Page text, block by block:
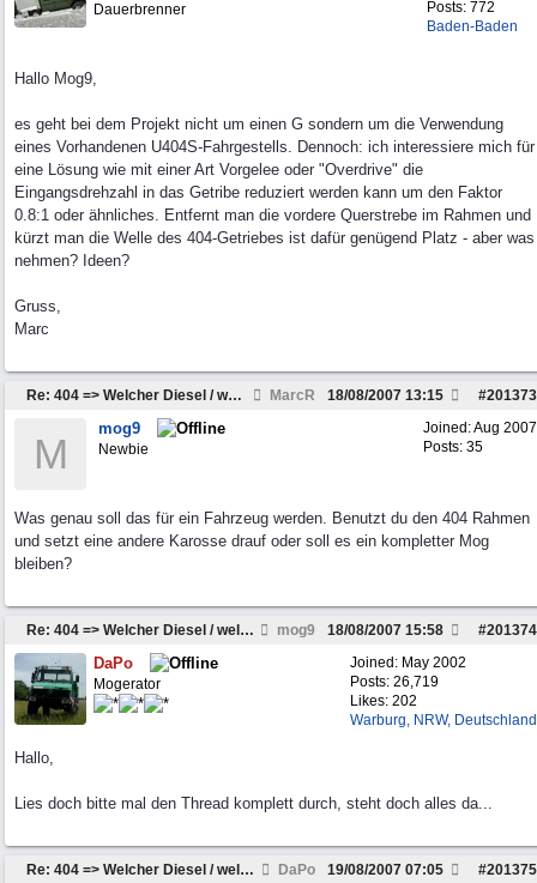
Posts: 772
Baden-Baden
Dauerbrenner
Hallo Mog9,
es geht bei dem Projekt nicht um einen G sondern um die Verwendung
eines Vorhandenen U404S-Fahrgestells. Dennoch: ich interessiere mich für
eine Lösung wie mit einer Art Vorgelee oder "Overdrive" die
Eingangsdrehzahl in das Getribe reduziert werden kann um den Faktor
0.8:1 oder ähnliches. Entfernt man die vordere Querstrebe im Rahmen und
kürzt man die Welle des 404-Getriebes ist dafür genügend Platz - aber was
nehmen? Ideen?
Gruss,
Marc
Re: 404 => Welcher Diesel / welches Getriebe passt MarcR #201373
18/08/2007 13:15
Joined:Aug 2007
Posts: 35
M
mog9
Newbie
Was genau soll das für ein Fahrzeug werden. Benutzt du den 404 Rahmen
und setzt eine andere Karosse drauf oder soll es ein kompletter Mog
bleiben?
Re: 404 => Welcher Diesel / welches Getriebe passt mog9 #201374
18/08/2007 15:58
Joined: May 2002
Posts: 26,719
Likes: 202
Warburg, NRW, Deutschland
DaPo
Mogerator
Hallo,
Lies doch bitte mal den Thread komplett durch, steht doch alles da...
Re: 404 => Welcher Diesel / welches Getriebe passt DaPo #201375
19/08/2007 07:05